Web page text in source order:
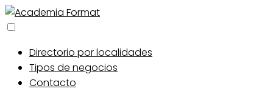
Directorio por localidades
Tipos de negocios
Contacto